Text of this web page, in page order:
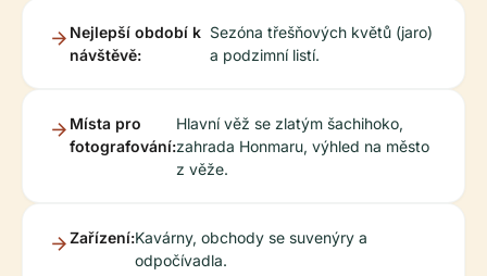
Nejlepší období k
návštěvě:
Sezóna třešňových květů (jaro)
a podzimní listí.
Místa pro
fotografování:
Hlavní věž se zlatým šachihoko,
zahrada Honmaru, výhled na město
z věže.
Zařízení:Kavárny, obchody se suvenýry a
odpočívadla.